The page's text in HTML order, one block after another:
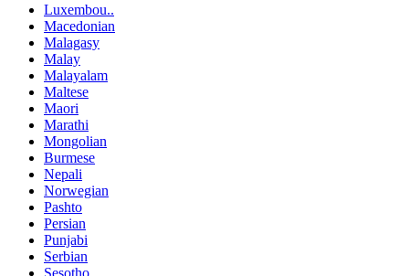
Luxembou..
Macedonian
Malagasy
Malay
Malayalam
Maltese
Maori
Marathi
Mongolian
Burmese
Nepali
Norwegian
Pashto
Persian
Punjabi
Serbian